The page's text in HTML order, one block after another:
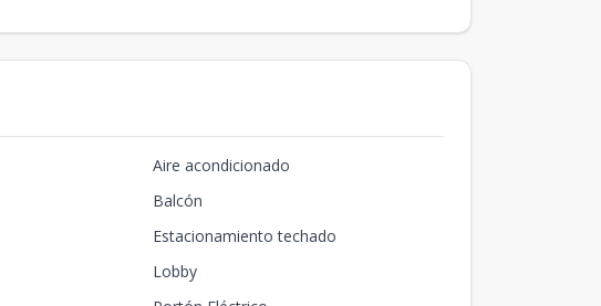
Aire acondicionado
Balcón
Estacionamiento techado
Lobby